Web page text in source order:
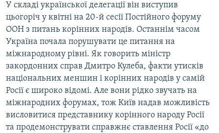
У складі української делегації він виступив
цьогоріч у квітні на 20-й сесії Постійного форуму
ООН з питань корінних народів. Останнім часом
Україна почала порушувати це питання на
міжнародному рівні. Як говорить міністр
закордонних справ Дмитро Кулеба, факти утисків
національних меншин і корінних народів у самій
Росії є широко відомі. Але вони рідко звучать на
міжнародних форумах, тож Київ надав можливість
висловитися представнику корінного народу Росії
та продемонструвати справжнє ставлення Росії «до